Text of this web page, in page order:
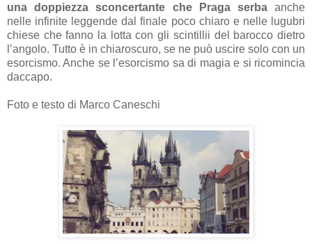
una doppiezza sconcertante che Praga serbaanche
nelle infinite leggende dal finale poco chiaro e nelle lugubri
chiese che fanno la lotta con gli scintillii del barocco dietro
l’angolo. Tutto è in chiaroscuro, se ne può uscire solo con un
esorcismo. Anche se l’esorcismo sa di magia e si ricomincia
daccapo.
Foto e testo di Marco Caneschi